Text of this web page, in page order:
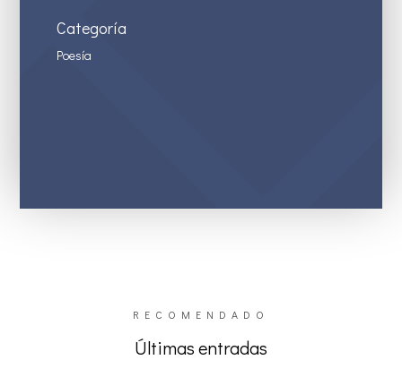
Categoría
Poesía
RECOMENDADO
Últimas entradas